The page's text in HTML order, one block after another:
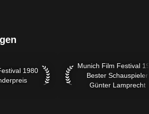
1980 OCIC-Sonderpreis
1980
Munich Film Festival
Munich Film Festival
Bester Schauspieler
Günter Lamprecht